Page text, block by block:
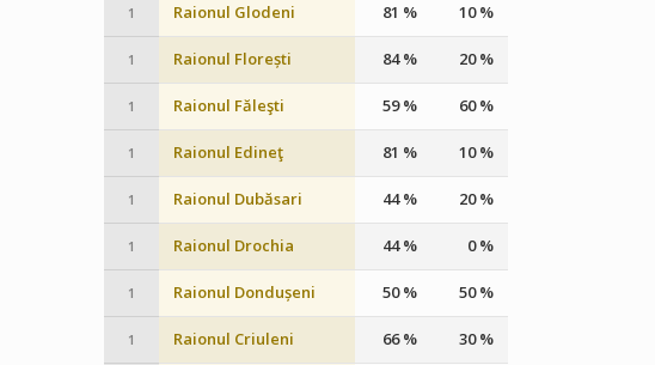
1 Raionul Glodeni 81 % 10 %
1 Raionul Florești 84 % 20 %
1 Raionul Făleşti 59 % 60 %
1 Raionul Edineţ 81 % 10 %
1 Raionul Dubăsari 44 % 20 %
1 Raionul Drochia 44 % 0 %
1 Raionul Dondușeni 50 % 50 %
1 Raionul Criuleni 66 % 30 %